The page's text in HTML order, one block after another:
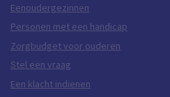
Eenoudergezinnen
Personen met een handicap
Zorgbudget voor ouderen
Stel een vraag
Een klacht indienen